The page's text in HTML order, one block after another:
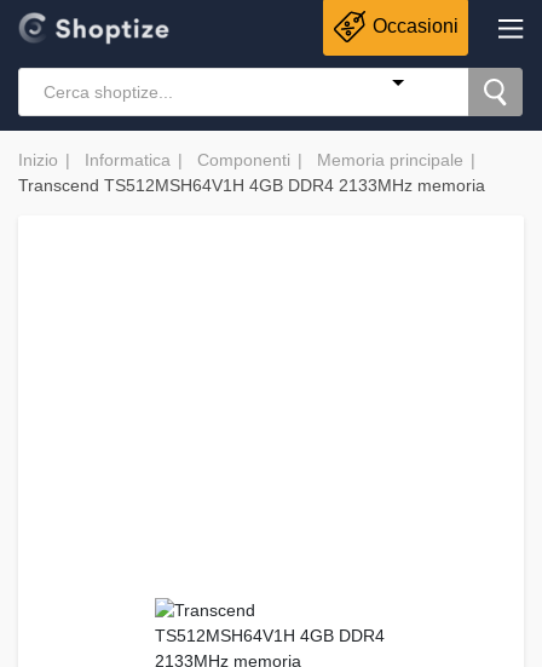
Occasioni
Inizio Informatica Componenti
Memoria principale
Transcend TS512MSH64V1H 4GB DDR4 2133MHz memoria